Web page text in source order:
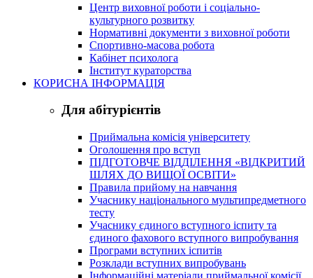
Центр виховної роботи і соціально-
культурного розвитку
Нормативні документи з виховної роботи
Спортивно-масова робота
Кабінет психолога
Інститут кураторства
КОРИСНА ІНФОРМАЦІЯ
Для абітурієнтів
Приймальна комісія університету
Оголошення про вступ
ПІДГОТОВЧЕ ВІДДІЛЕННЯ «ВІДКРИТИЙ
ШЛЯХ ДО ВИЩОЇ ОСВІТИ»
Правила прийому на навчання
Учаснику національного мультипредметного
тесту
Учаснику єдиного вступного іспиту та
єдиного фахового вступного випробування
Програми вступних іспитів
Розклади вступних випробувань
Інформаційні матеріали приймальної комісії